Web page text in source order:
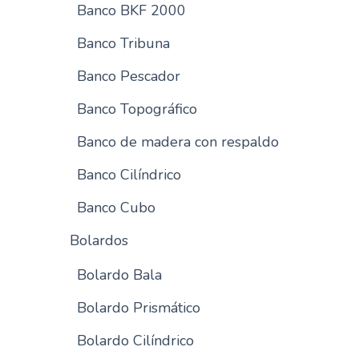
Banco BKF 2000
Banco Tribuna
Banco Pescador
Banco Topográfico
Banco de madera con respaldo
Banco Cilíndrico
Banco Cubo
Bolardos
Bolardo Bala
Bolardo Prismático
Bolardo Cilíndrico